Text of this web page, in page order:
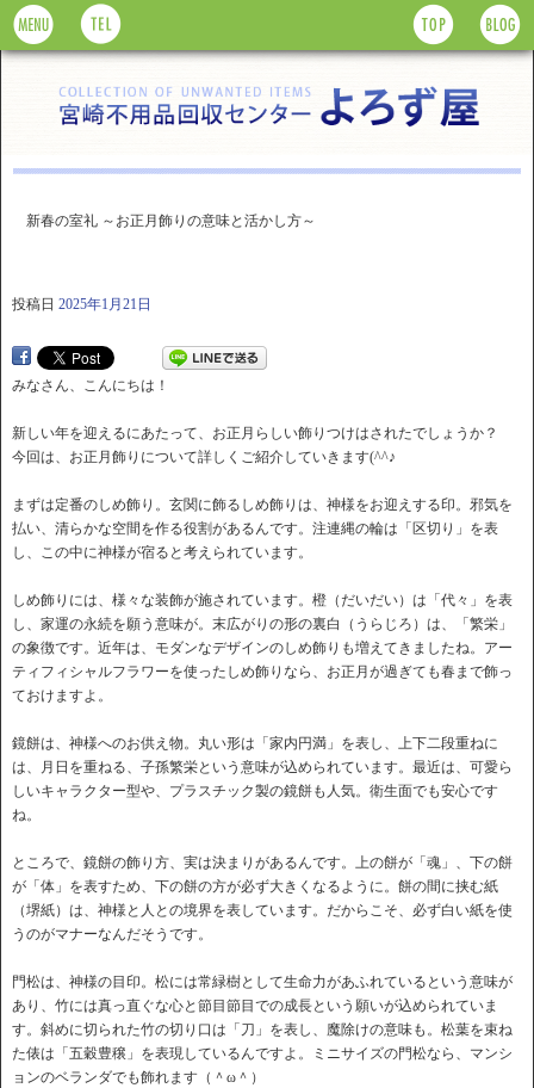
新春の室礼 ～お正月飾りの意味と活かし方～
投稿日 2025年1月21日
みなさん、こんにちは！
新しい年を迎えるにあたって、お正月らしい飾りつけはされたでしょうか？
今回は、お正月飾りについて詳しくご紹介していきます(^^♪
まずは定番のしめ飾り。玄関に飾るしめ飾りは、神様をお迎えする印。邪気を
払い、清らかな空間を作る役割があるんです。注連縄の輪は「区切り」を表
し、この中に神様が宿ると考えられています。
しめ飾りには、様々な装飾が施されています。橙（だいだい）は「代々」を表
し、家運の永続を願う意味が。末広がりの形の裏白（うらじろ）は、「繁栄」
の象徴です。近年は、モダンなデザインのしめ飾りも増えてきましたね。アー
ティフィシャルフラワーを使ったしめ飾りなら、お正月が過ぎても春まで飾っ
ておけますよ。
鏡餅は、神様へのお供え物。丸い形は「家内円満」を表し、上下二段重ねに
は、月日を重ねる、子孫繁栄という意味が込められています。最近は、可愛ら
しいキャラクター型や、プラスチック製の鏡餅も人気。衛生面でも安心です
ね。
ところで、鏡餅の飾り方、実は決まりがあるんです。上の餅が「魂」、下の餅
が「体」を表すため、下の餅の方が必ず大きくなるように。餅の間に挟む紙
（堺紙）は、神様と人との境界を表しています。だからこそ、必ず白い紙を使
うのがマナーなんだそうです。
門松は、神様の目印。松には常緑樹として生命力があふれているという意味が
あり、竹には真っ直ぐな心と節目節目での成長という願いが込められていま
す。斜めに切られた竹の切り口は「刀」を表し、魔除けの意味も。松葉を束ね
た俵は「五穀豊穣」を表現しているんですよ。ミニサイズの門松なら、マンシ
ョンのベランダでも飾れます（＾ω＾）